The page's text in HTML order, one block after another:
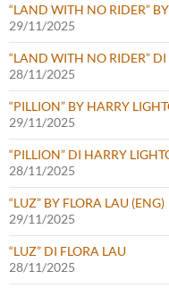
“LAND WITH NO RIDER”
29/11/2025
“LAND WITH NO RIDER”
28/11/2025
“PILLION” BY HARRY
29/11/2025
“PILLION” DI HARRY
28/11/2025
“LUZ” BY FLORA LAU (ENG)
29/11/2025
“LUZ” DI FLORA LAU
28/11/2025